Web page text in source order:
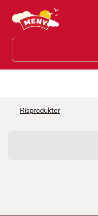
Hopp til hovedinnhold
Risprodukter